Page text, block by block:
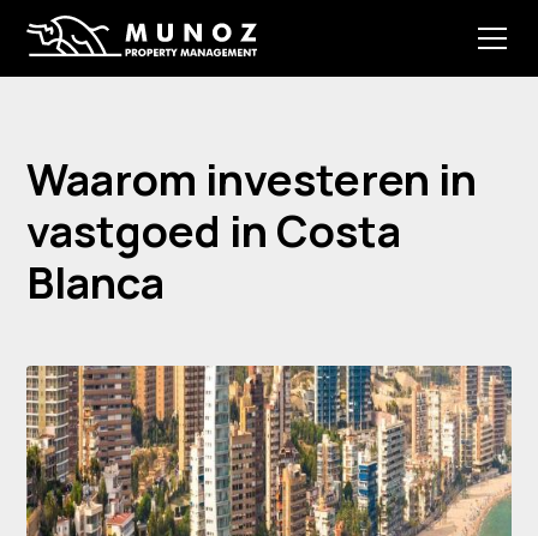
Waarom investeren in
vastgoed in Costa
Blanca